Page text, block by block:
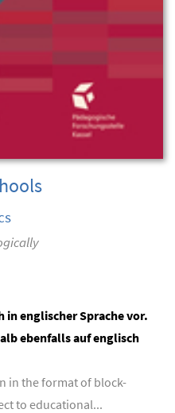
in englischer Sprache vor.
ebenfalls auf englisch
in the format of block-
to educational...